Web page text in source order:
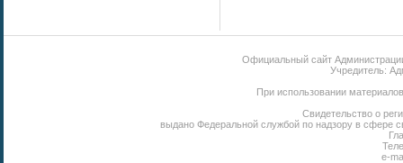
Официальный сайт
Учредитель:
При использовании
Свидетельство о
выдано Федеральной службой по надзору в сфере
e-